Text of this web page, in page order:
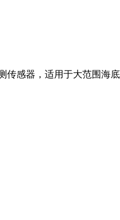
传感器，适用于大范围海